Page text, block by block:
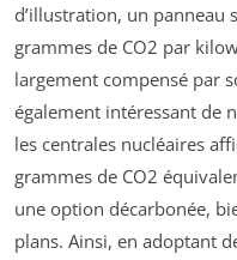
d’illustration, un
grammes de CO2 par
largement compensé par
également intéressant de
les centrales nucléaires
grammes de CO2
une option décarbonée,
plans. Ainsi, en adoptant